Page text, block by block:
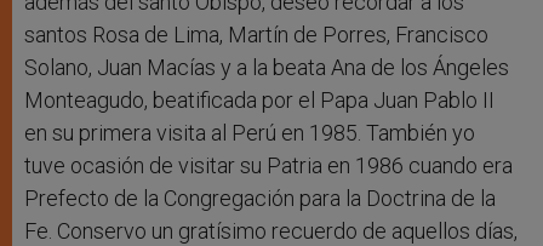
santos Rosa de Lima, Martín de Porres, Francisco
Solano, Juan Macías y a la beata Ana de los Ángeles
Monteagudo, beatificada por el Papa Juan Pablo II
en su primera visita al Perú en 1985. También yo
tuve ocasión de visitar su Patria en 1986 cuando era
Prefecto de la Congregación para la Doctrina de la
Fe. Conservo un gratísimo recuerdo de aquellos días,